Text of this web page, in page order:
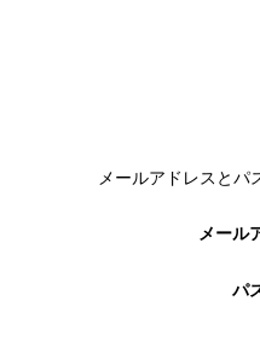
メールアドレスとパ
メール
パ